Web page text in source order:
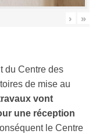
› »
du Centre des
de mise au
vont
une réception
le Centre